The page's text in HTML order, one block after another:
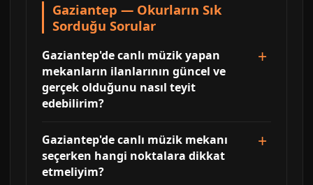
Gaziantep — Okurların Sık
Sorduğu Sorular
Gaziantep'de canlı müzik yapan
mekanların ilanlarının güncel ve
gerçek olduğunu nasıl teyit
edebilirim?
Gaziantep'de canlı müzik mekanı
seçerken hangi noktalara dikkat
etmeliyim?